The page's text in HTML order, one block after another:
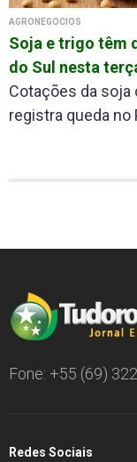
AGRONEGÓCIOS
Soja e trigo têm
do Sul nesta
Cotações da soja
registra queda no
Fone: +55 (69)
Redes Sociais